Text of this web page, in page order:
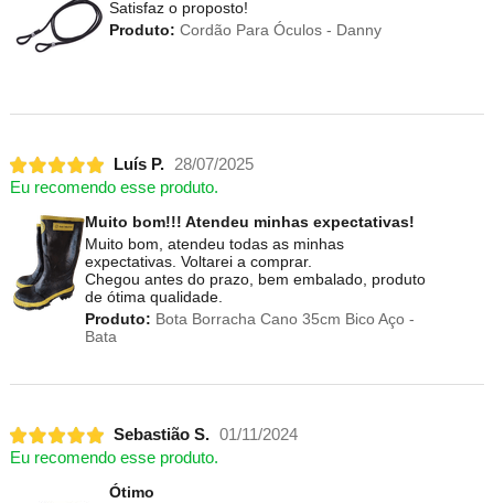
Satisfaz o proposto!
Produto: Cordão Para Óculos - Danny
Luís P. 28/07/2025
Eu recomendo esse produto.
Muito bom!!! Atendeu minhas expectativas!
Muito bom, atendeu todas as minhas
expectativas. Voltarei a comprar.
Chegou antes do prazo, bem embalado, produto
de ótima qualidade.
Produto: Bota Borracha Cano 35cm Bico Aço -
Bata
Sebastião S. 01/11/2024
Eu recomendo esse produto.
Ótimo